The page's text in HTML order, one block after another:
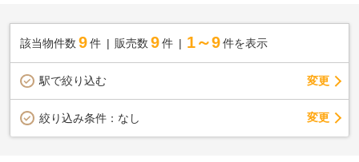
該当物件数 9件 販売数 9 件 1～9 件を表示
駅で絞り込む 変更
絞り込み条件： なし 変更